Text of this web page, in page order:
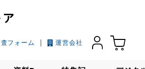
フォーム 運営会社